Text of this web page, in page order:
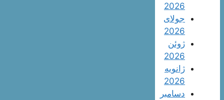
2026
جولای
2026
ژوئن
2026
ژانویه
2026
دسامبر